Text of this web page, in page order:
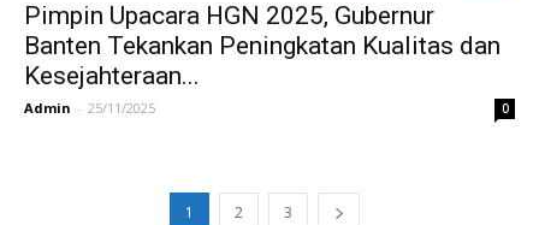
Pimpin Upacara HGN 2025, Gubernur
Banten Tekankan Peningkatan Kualitas dan
Kesejahteraan...
Admin - 25/11/2025 0
1 2 3